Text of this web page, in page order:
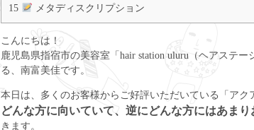
15
メタディスクリプション
こんにちは！
鹿児島県指宿市の美容室「hair station uluru（ヘアステ
る、南富美佳です。
本日は、多くのお客様からご好評いただいている「アク
どんな方に向いていて、逆にどんな方にはあま
きます。